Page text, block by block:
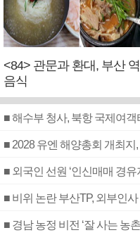
<84> 관문과 환대, 부산
음식
■ 해수부 청사, 북항 국제여
■ 2028 유엔 해양총회 개최지,
■ 외국인 선원 ‘인신매매 경
■ 비위 논란 부산TP, 외부인사
■ 경남 농정 비전 ‘잘 사는 농